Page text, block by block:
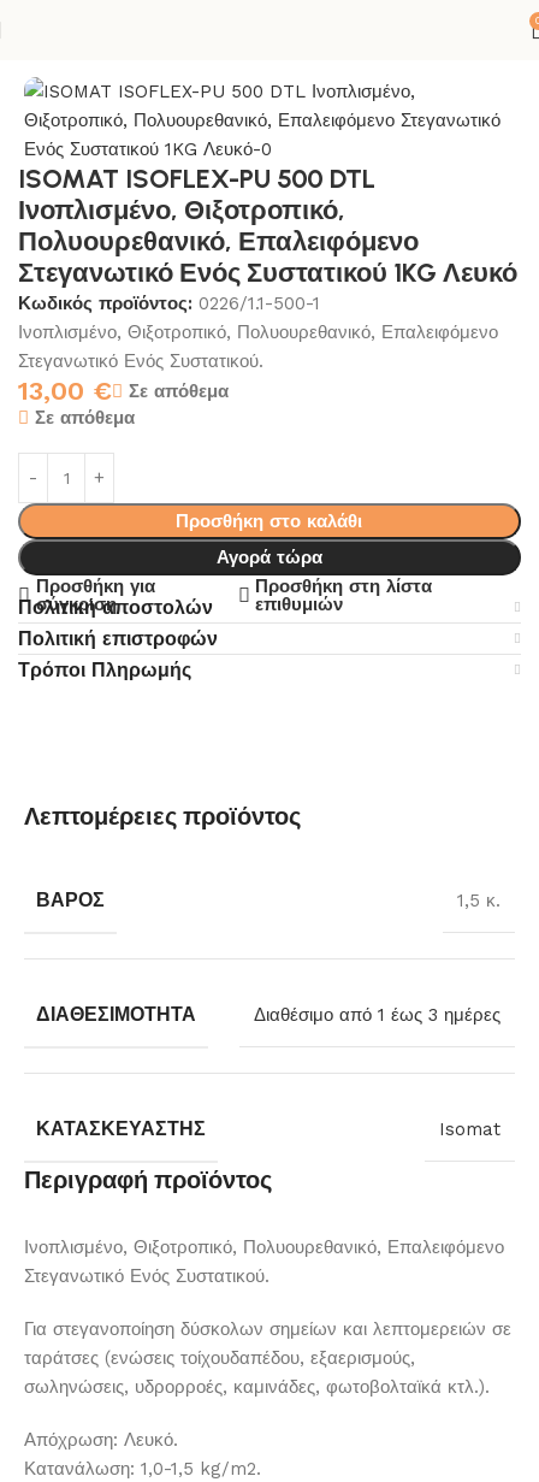
ISOMAT ISOFLEX-PU 500 DTL
Ινοπλισμένο, Θιξοτροπικό,
Πολυουρεθανικό, Επαλειφόμενο
Στεγανωτικό Ενός Συστατικού 1KG Λευκό
Κωδικός προϊόντος: 0226/1.1-500-1
Ινοπλισμένο, Θιξοτροπικό, Πολυουρεθανικό, Επαλειφόμενο
Στεγανωτικό Ενός Συστατικού.
13,00 €
Σε απόθεμα
Σε απόθεμα
Προσθήκη στο καλάθι
Αγορά τώρα
Προσθήκη για
σύγκριση
Προσθήκη στη λίστα
επιθυμιών
Πολιτική αποστολών
Πολιτική επιστροφών
Τρόποι Πληρωμής
Λεπτομέρειες προϊόντος
ΒΆΡΟΣ 1,5 κ.
ΔΙΑΘΕΣΙΜΌΤΗΤΑ Διαθέσιμο από 1 έως 3 ημέρες
ΚΑΤΑΣΚΕΥΑΣΤΉΣ Isomat
Περιγραφή προϊόντος
Ινοπλισμένο, Θιξοτροπικό, Πολυουρεθανικό, Επαλειφόμενο
Στεγανωτικό Ενός Συστατικού.
Για στεγανοποίηση δύσκολων σημείων και λεπτομερειών σε
ταράτσες (ενώσεις τοίχουδαπέδου, εξαερισμούς,
σωληνώσεις, υδρορροές, καμινάδες, φωτοβολταϊκά κτλ.).
Απόχρωση: Λευκό.
Κατανάλωση: 1,0-1,5 kg/m2.